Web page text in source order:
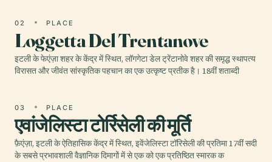
02 PLACE
Loggetta Del Trentanove
इटली के फेएंज़ा शहर के केंद्र में स्थित, लॉगगेटा डेल ट्रेंटानोवे शहर की समृद्ध स्थापत्य
विरासत और जीवंत सांस्कृतिक पहचान का एक उत्कृष्ट प्रतीक है। 18वीं शताब्दी
03 PLACE
एवांजेलिस्टा टोर्रिसेली की मूर्ति
फ़ैएंज़ा, इटली के ऐतिहासिक केंद्र में स्थित, इवेंजेलिस्टा टॉरिसेली की प्रतिमा 17वीं सदी
के सबसे प्रभावशाली वैज्ञानिक दिमागों में से एक को एक प्रतिष्ठित स्मारक क